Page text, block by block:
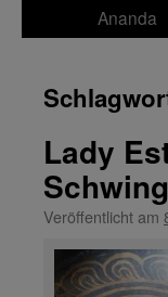
Ananda
Lady
Veröffentlicht am